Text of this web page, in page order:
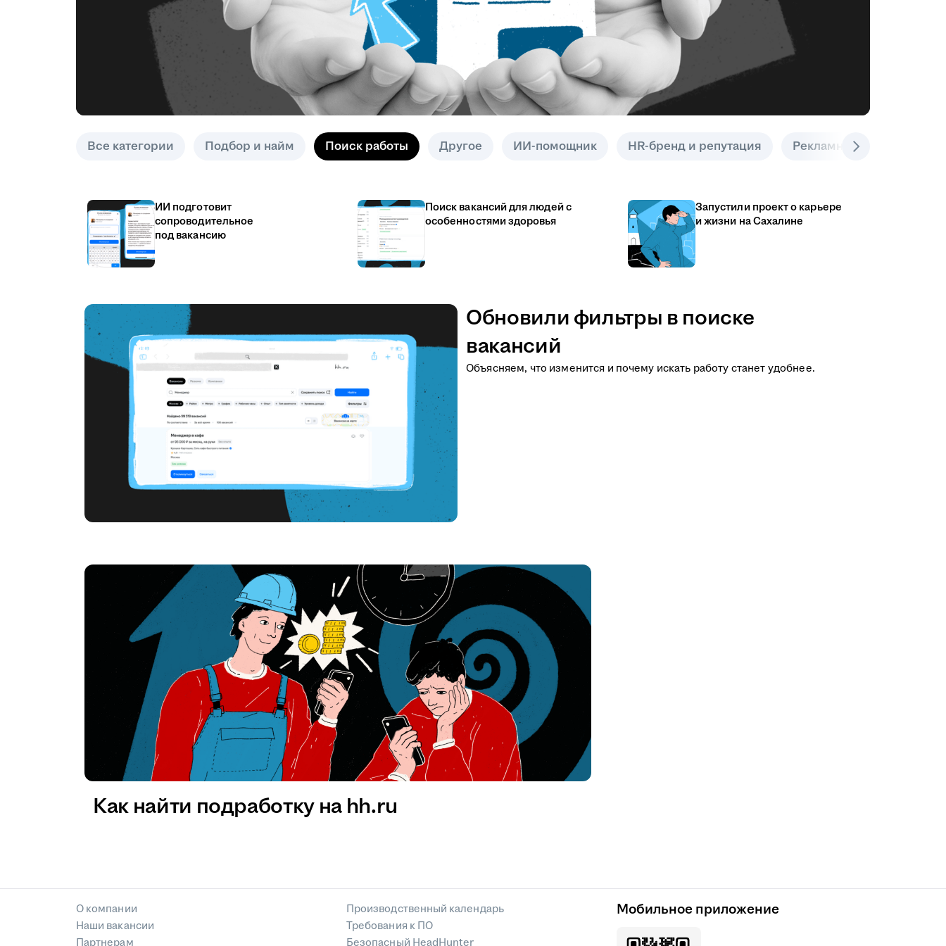
Все категории Подбор и найм Поиск работы Другое ИИ-помощник HR-бренд и репутация Рекламные инструменты
ИИ подготовит
сопроводительное
под вакансию
Поиск вакансий для людей с
особенностями здоровья
Запустили проект о карьере
и жизни на Сахалине
Обновили фильтры в поиске
вакансий
Объясняем, что изменится и почему искать работу станет удобнее.
Как найти подработку на hh.ru
О компании
Наши вакансии
Партнерам
Производственный календарь
Требования к ПО
Безопасный HeadHunter
Мобильное приложение